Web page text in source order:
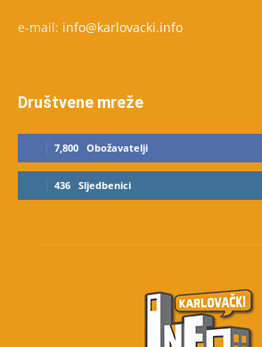
e-mail: info@karlovacki.info
Društvene mreže
7,800 Obožavatelji
436 Sljedbenici